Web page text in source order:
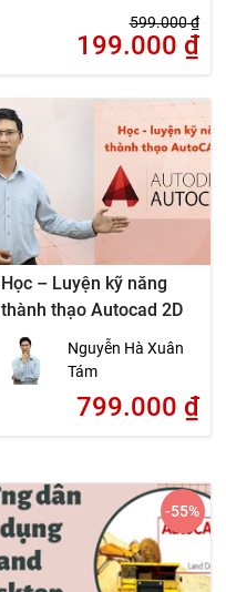
599.000₫
199.000 ₫
Học – Luyện kỹ năng
thành thạo Autocad 2D
Nguyễn Hà Xuân
Tám
799.000 ₫
-55%